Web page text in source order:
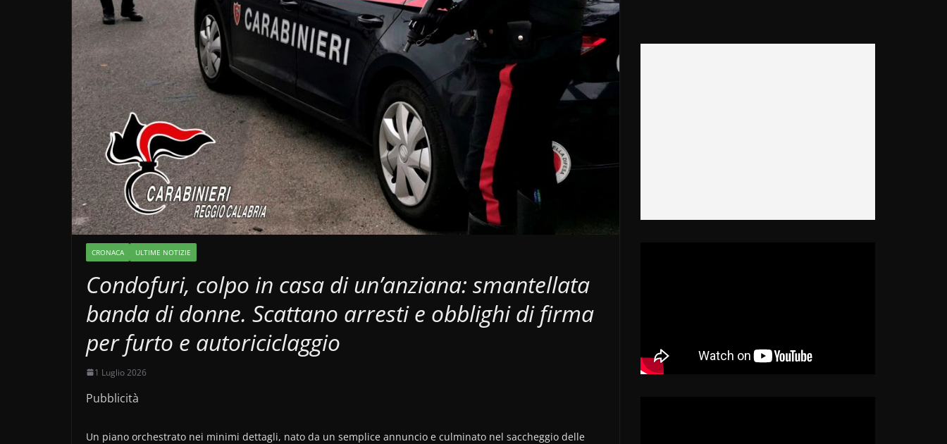
CRONACA ULTIME NOTIZIE
Condofuri, colpo in casa di un’anziana: smantellata
banda di donne. Scattano arresti e obblighi di firma
per furto e autoriciclaggio
1 Luglio 2026
Pubblicità
Un piano orchestrato nei minimi dettagli, nato da un semplice annuncio e culminato nel saccheggio delle